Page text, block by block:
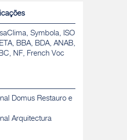
Symbola, ISO
BBA, BDA, ANAB,
NF, French Voc
Domus Restauro e
Arquitectura